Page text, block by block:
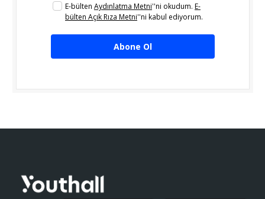
E-bülten Aydınlatma Metni''ni okudum. E-
bülten Açık Rıza Metni''ni kabul ediyorum.
Abone Ol